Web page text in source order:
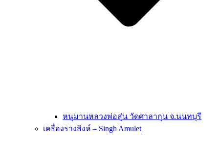
หนุมานหลวงพ่อสุ่น วัดศาลากุน จ.นนทบุรี
เครื่องรางสิงห์ – Singh Amulet